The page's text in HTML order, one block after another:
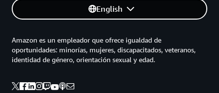
English
Amazon es un empleador que ofrece igualdad de
oportunidades: minorías, mujeres, discapacitados, veteranos,
identidad de género, orientación sexual y edad.